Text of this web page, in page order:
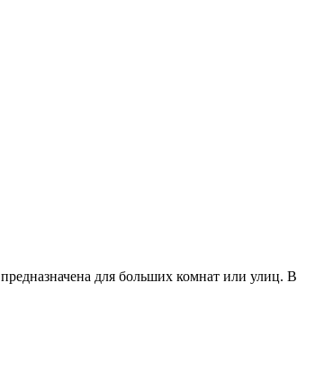
для больших комнат или улиц. В